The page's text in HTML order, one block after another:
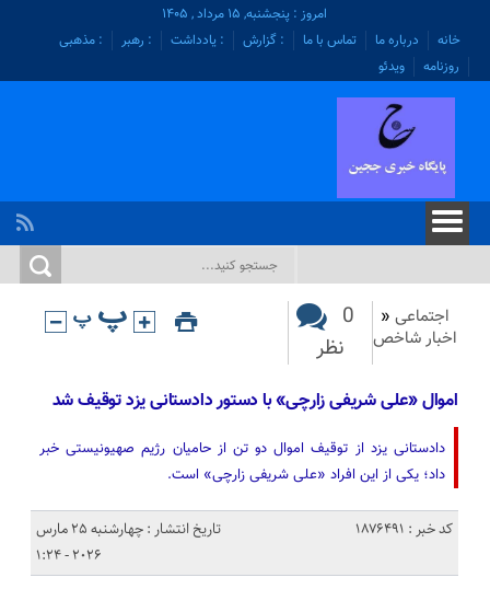
امروز : پنجشنبه, ۱۵ مرداد , ۱۴۰۵
خانه
درباره ما تماس با ما : گزارش : یادداشت : رهبر
: مذهبی
روزنامه
ویدئو
اجتماعی «
اخبار شاخص
0
نظر
اموال «علی شریفی زارچی» با دستور دادستانی یزد توقیف شد
دادستانی یزد از توقیف اموال دو تن از حامیان رژیم صهیونیستی خبر
داد؛ یکی از این افراد «علی شریفی زارچی» است.
کد خبر : 1876491
تاریخ انتشار : چهارشنبه 25 مارس
2026 - 1:24